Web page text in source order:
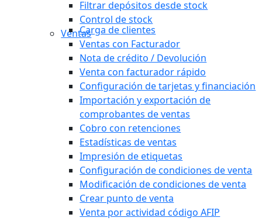
Filtrar depósitos desde stock
Control de stock
VentasCarga de clientes
Ventas con Facturador
Nota de crédito / Devolución
Venta con facturador rápido
Configuración de tarjetas y financiación
Importación y exportación de
comprobantes de ventas
Cobro con retenciones
Estadísticas de ventas
Impresión de etiquetas
Configuración de condiciones de venta
Modificación de condiciones de venta
Crear punto de venta
Venta por actividad código AFIP